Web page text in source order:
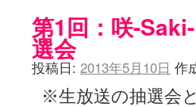
第1回：咲-
選会
投稿日: 2013年5月10日 作
※生放送の抽選会